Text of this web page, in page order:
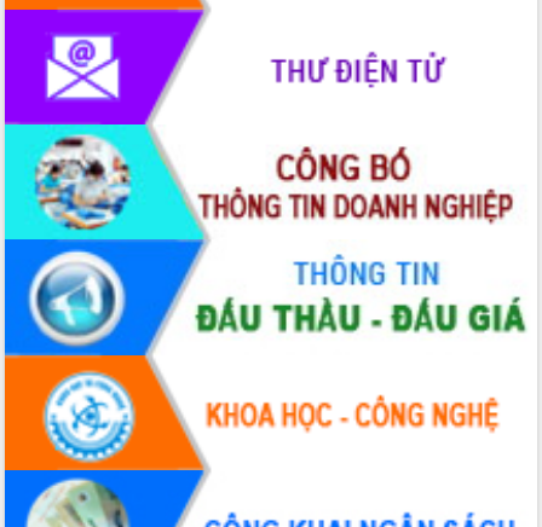
Hội thảo khoa học “Giải pháp thúc đẩy
phát triển nền kinh tế xanh tại tỉnh
Đắk Lắk”
Tăng cường giám sát, đôn đốc thực
hiện nhiệm vụ quản lý tài sản công
hàng tuần
Tháo gỡ những vướng mắc, đẩy mạnh
công tác cải cách thủ tục hành chính
tại Trung tâm Phục vụ hành chính
công tỉnh
Đắk Lắk: Tôn vinh 46 giải pháp tại Hội
thi Sáng tạo Kỹ thuật 2024 - 2025
Đắk Lắk rà soát, điều chỉnh Đề án 190
về phát triển nuôi trồng thủy sản
Phó Chủ tịch UBND tỉnh Đắk Lắk
Trương Công Thái kiểm tra thực địa
Dự án cao tốc Khánh Hòa - Buôn Ma
Thuột
Định vị cà phê Việt Nam như một “di
sản sống” trong dòng chảy toàn cầu